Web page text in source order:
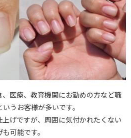
医療、教育機関にお勤めの方など職
うお客様が多いです。
げですが、周囲に気付かれたくない
可能です。